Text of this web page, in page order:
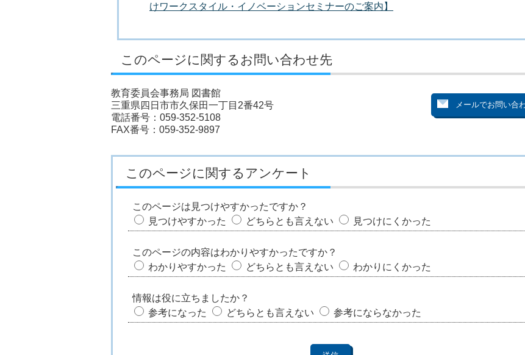
けワークスタイル・イノベーションセミナーのご案内】
このページに関するお問い合わせ先
教育委員会事務局 図書館
三重県四日市市久保田一丁目2番42号
電話番号：059-352-5108
FAX番号：059-352-9897
このページに関するアンケート
このページは見つけやすかったですか？
見つけやすかった
どちらとも言えない 見つけにくかった
このページの内容はわかりやすかったですか？
わかりやすかった
どちらとも言えない わかりにくかった
情報は役に立ちましたか？
参考になった
どちらとも言えない 参考にならなかった